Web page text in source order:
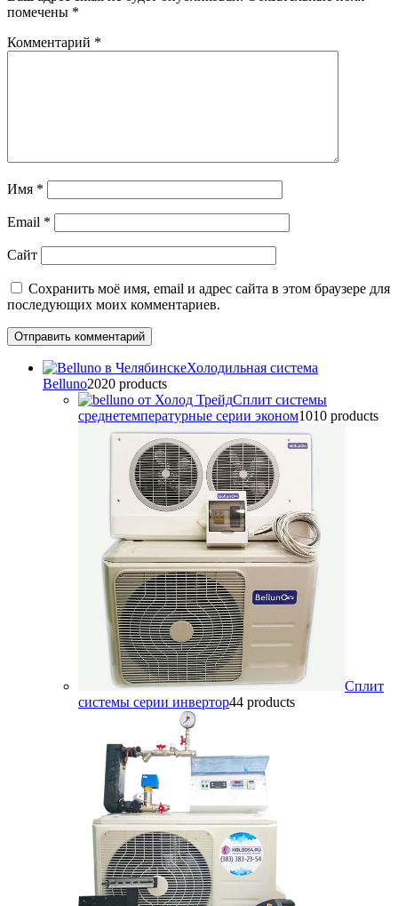
помечены *
Комментарий *
Имя *
Email *
Сайт
Сохранить моё имя, email и адрес сайта в этом браузере для
последующих моих комментариев.
Холодильная система
Belluno2020 products
Сплит системы
среднетемпературные серии эконом1010 products
Сплит
системы серии инвертор44 products